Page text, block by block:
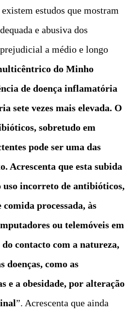
estudos que mostram
e abusiva dos
a médio e longo
do Minho
de doença inflamatória
sete vezes mais elevada. O
sobretudo em
pode ser uma das
Acrescenta que esta subida
uso incorreto de antibióticos,
comida processada, às
ou telemóveis em
contacto com a natureza,
doenças, como as
e a obesidade, por alteração
”. Acrescenta que ainda